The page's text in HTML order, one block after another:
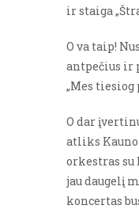
ir staiga
O va taip!
antpečius ir
„Mes tiesiog
O dar
atliks
orkestras su
jau daugelį
koncertas